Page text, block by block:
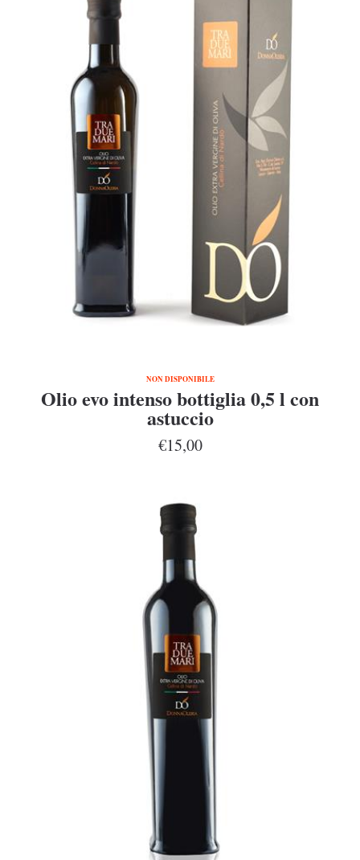
NON DISPONIBILE
Olio evo intenso bottiglia 0,5 l con
astuccio
€15,00